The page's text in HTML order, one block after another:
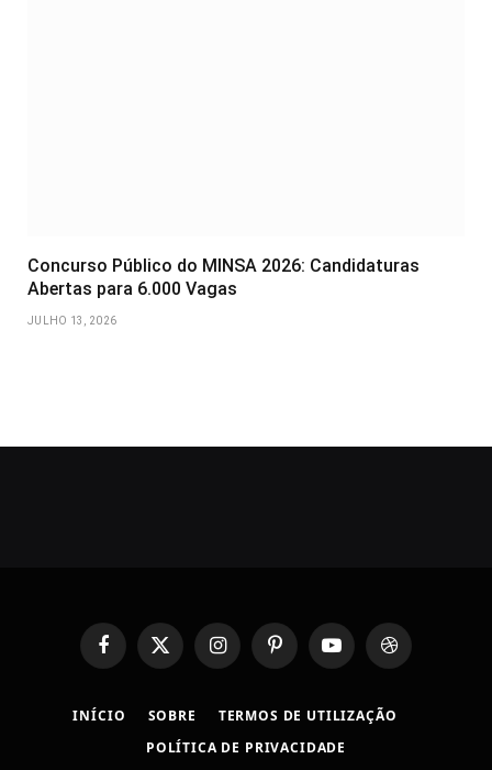
Concurso Público do MINSA 2026: Candidaturas
Abertas para 6.000 Vagas
JULHO 13, 2026
FacebookX
(Twitter)
InstagramPinterestYouTubeDribbble
INÍCIO SOBRE
TERMOS DE UTILIZAÇÃO
POLÍTICA DE PRIVACIDADE